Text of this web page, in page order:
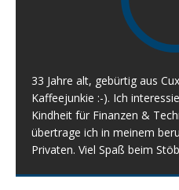
33 Jahre alt, gebürtig aus
Kaffeejunkie :-). Ich
Kindheit für Finanzen &
übertrage ich in meinem
Privaten. Viel Spaß beim